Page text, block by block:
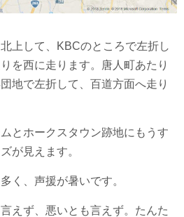
上して、KBCのところで左折し
を西に走ります。唐人町あたり
地で左折して、百道方面へ走り
とホークスタウン跡地にもうす
が見えます。
く、声援が暑いです。
えず、悪いとも言えず。たんた